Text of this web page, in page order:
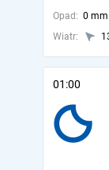
Opad: 0 mm
Wiatr:
01:00